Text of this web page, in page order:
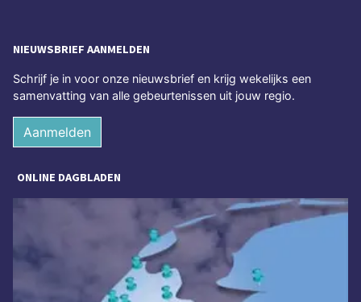
NIEUWSBRIEF AANMELDEN
Schrijf je in voor onze nieuwsbrief en krijg wekelijks een
samenvatting van alle gebeurtenissen uit jouw regio.
Aanmelden
ONLINE DAGBLADEN